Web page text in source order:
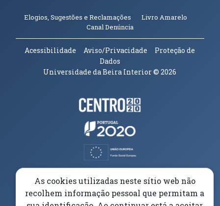
Elogios, Sugestões e Reclamações Livro Amarelo
Canal Denúncia(abre em nova janela)
Acessibilidade Aviso/Privacidade
Proteção de
Dados
Universidade da Beira Interior© 2026
Parceiros e Financiadores
(abre em nova janela)
As cookies utilizadas neste sítio web não
recolhem informação pessoal que permitam a